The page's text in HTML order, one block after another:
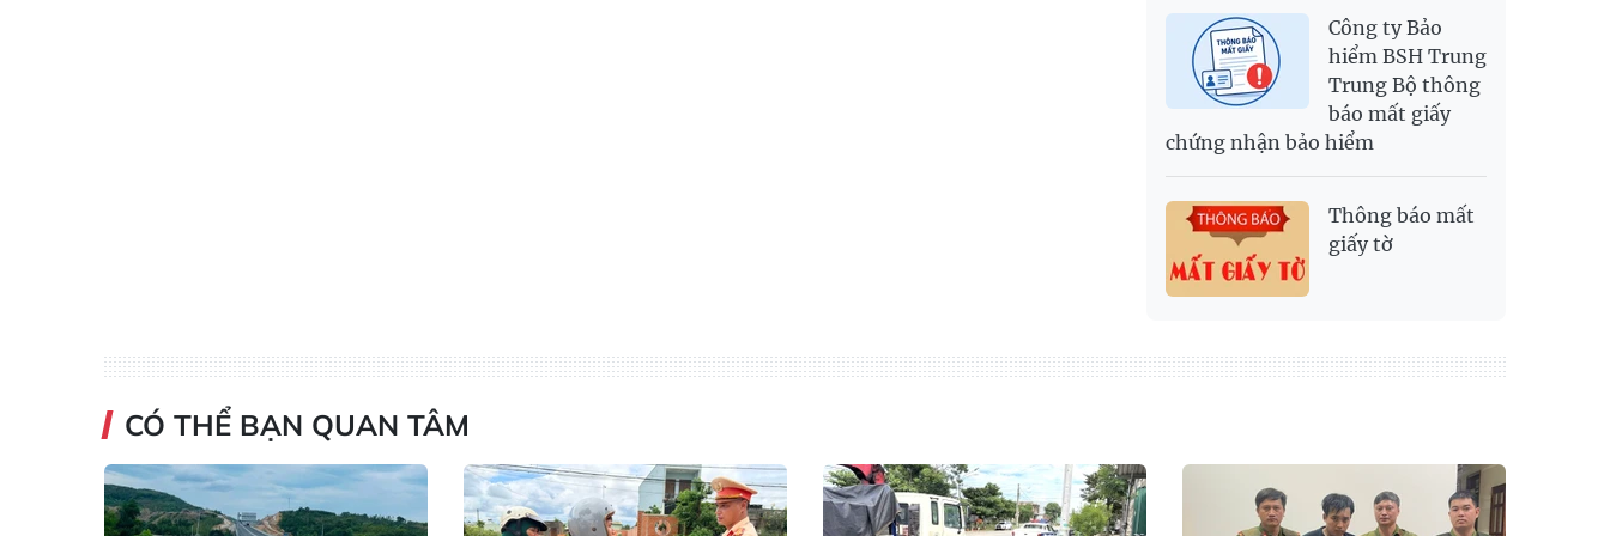
Công ty Bảo
hiểm BSH Trung
Trung Bộ thông
báo mất giấy
chứng nhận bảo hiểm
Thông báo mất
giấy tờ
CÓ THỂ BẠN QUAN TÂM